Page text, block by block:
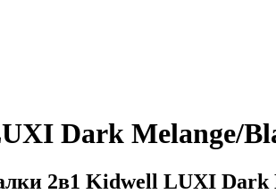
Dark Melange/
2в1 Kidwell LUXI Dark